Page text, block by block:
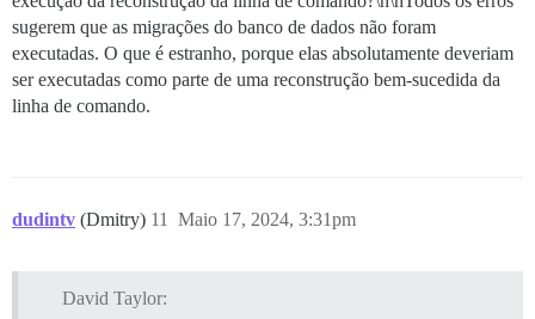
done
Job exception: PG::UndefinedTable: ERROR:  relation
Job exception: PG::UndefinedTable: ERROR:  relation
sugerem que as migrações do banco de dados não foram
executadas. O que é estranho, porque elas absolutamente deveriam
ser executadas como parte de uma reconstrução bem-sucedida da
linha de comando.
dudintv (Dmitry) Maio 17, 2024, 3:31pm
11
David Taylor: